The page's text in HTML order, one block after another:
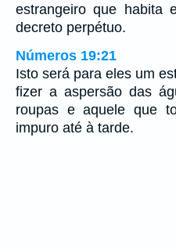
estrangeiro que habita
decreto perpétuo.
Números 19:21
Isto será para eles um
fizer a aspersão das
roupas e aquele que
impuro até à tarde.